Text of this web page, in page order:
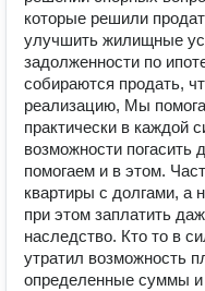
которые решили
улучшить жилищные
задолженности по
собираются продать,
реализацию, Мы
практически в каждой
возможности
помогаем и в этом.
квартиры с долгами, а
при этом заплатить
наследство. Кто то в
утратил возможность
определенные суммы и